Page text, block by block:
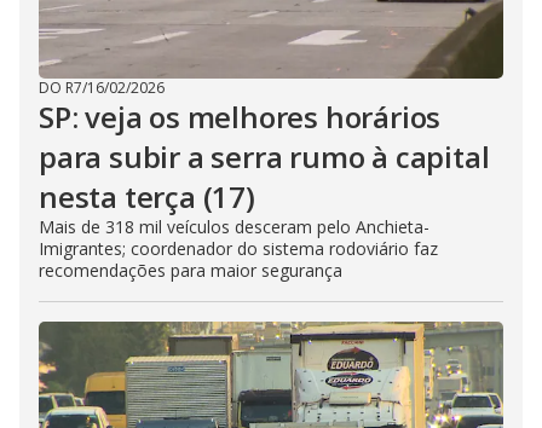
DO R7/16/02/2026
SP: veja os melhores horários
para subir a serra rumo à capital
nesta terça (17)
Mais de 318 mil veículos desceram pelo Anchieta-
Imigrantes; coordenador do sistema rodoviário faz
recomendações para maior segurança